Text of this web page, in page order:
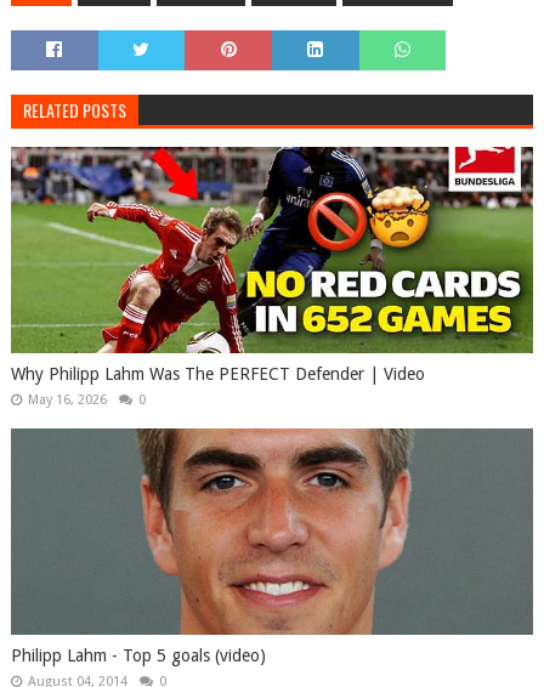
RELATED POSTS
Why Philipp Lahm Was The PERFECT Defender | Video
May 16, 2026 0
Philipp Lahm - Top 5 goals (video)
August 04, 2014 0